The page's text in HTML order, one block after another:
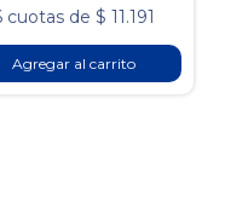
cuotas de $ 11.191
Agregar al carrito